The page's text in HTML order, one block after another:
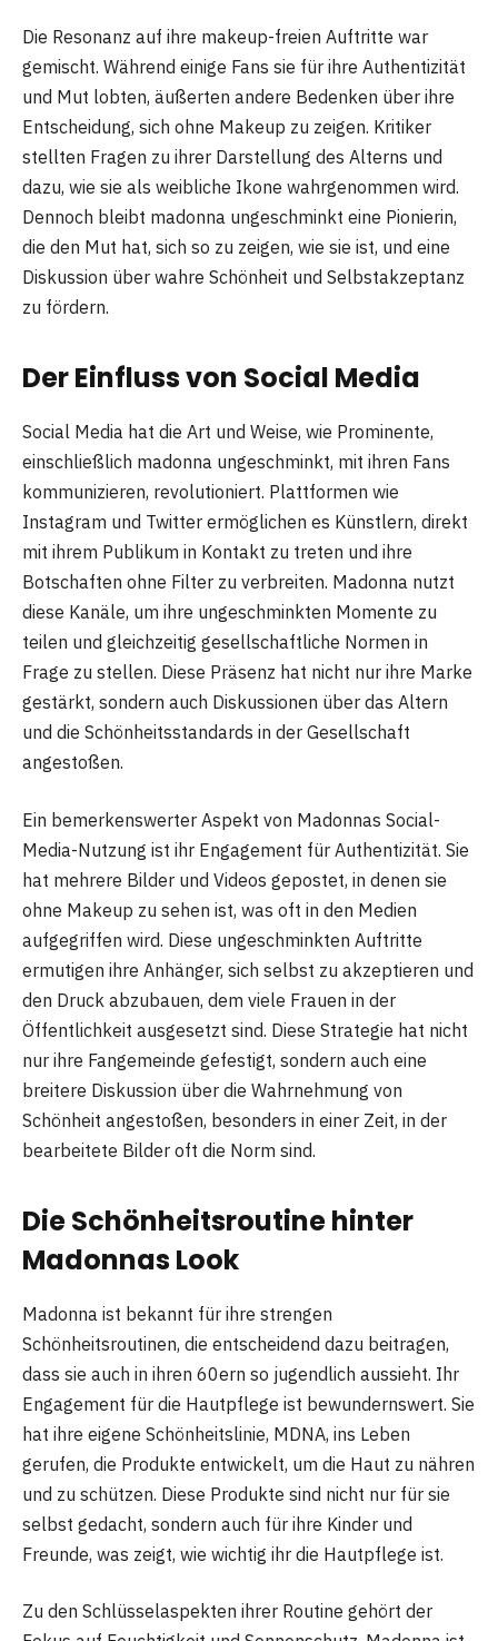
Die Resonanz auf ihre makeup-freien Auftritte war
gemischt. Während einige Fans sie für ihre Authentizität
und Mut lobten, äußerten andere Bedenken über ihre
Entscheidung, sich ohne Makeup zu zeigen. Kritiker
stellten Fragen zu ihrer Darstellung des Alterns und
dazu, wie sie als weibliche Ikone wahrgenommen wird.
Dennoch bleibt madonna ungeschminkt eine Pionierin,
die den Mut hat, sich so zu zeigen, wie sie ist, und eine
Diskussion über wahre Schönheit und Selbstakzeptanz
zu fördern.
Der Einfluss von Social Media
Social Media hat die Art und Weise, wie Prominente,
einschließlich madonna ungeschminkt, mit ihren Fans
kommunizieren, revolutioniert. Plattformen wie
Instagram und Twitter ermöglichen es Künstlern, direkt
mit ihrem Publikum in Kontakt zu treten und ihre
Botschaften ohne Filter zu verbreiten. Madonna nutzt
diese Kanäle, um ihre ungeschminkten Momente zu
teilen und gleichzeitig gesellschaftliche Normen in
Frage zu stellen. Diese Präsenz hat nicht nur ihre Marke
gestärkt, sondern auch Diskussionen über das Altern
und die Schönheitsstandards in der Gesellschaft
angestoßen.
Ein bemerkenswerter Aspekt von Madonnas Social-
Media-Nutzung ist ihr Engagement für Authentizität. Sie
hat mehrere Bilder und Videos gepostet, in denen sie
ohne Makeup zu sehen ist, was oft in den Medien
aufgegriffen wird. Diese ungeschminkten Auftritte
ermutigen ihre Anhänger, sich selbst zu akzeptieren und
den Druck abzubauen, dem viele Frauen in der
Öffentlichkeit ausgesetzt sind. Diese Strategie hat nicht
nur ihre Fangemeinde gefestigt, sondern auch eine
breitere Diskussion über die Wahrnehmung von
Schönheit angestoßen, besonders in einer Zeit, in der
bearbeitete Bilder oft die Norm sind​.
Die Schönheitsroutine hinter
Madonnas Look
Madonna ist bekannt für ihre strengen
Schönheitsroutinen, die entscheidend dazu beitragen,
dass sie auch in ihren 60ern so jugendlich aussieht. Ihr
Engagement für die Hautpflege ist bewundernswert. Sie
hat ihre eigene Schönheitslinie, MDNA, ins Leben
gerufen, die Produkte entwickelt, um die Haut zu nähren
und zu schützen. Diese Produkte sind nicht nur für sie
selbst gedacht, sondern auch für ihre Kinder und
Freunde, was zeigt, wie wichtig ihr die Hautpflege ist.
Zu den Schlüsselaspekten ihrer Routine gehört der